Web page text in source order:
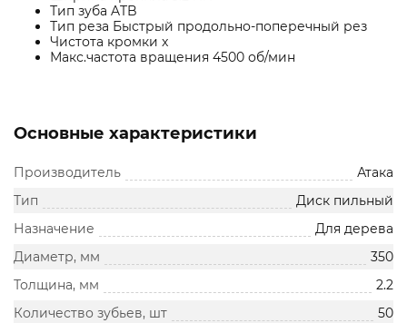
Тип зуба ATB
Тип реза Быстрый продольно-поперечный рез
Чистота кромки x
Макс.частота вращения 4500 об/мин
Основные характеристики
Производитель
Атака
Тип
Диск пильный
Назначение
Для дерева
Диаметр, мм
350
Толщина, мм
2.2
Количество зубьев, шт
50